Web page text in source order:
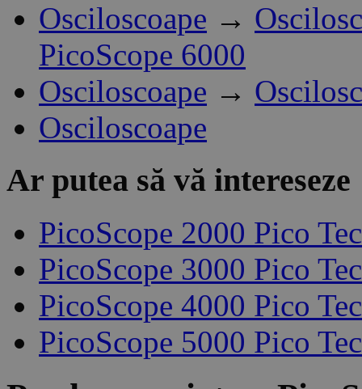
Osciloscoape →
PicoScope 6000
Osciloscoape →
Osciloscoape
Ar putea să vă intereseze
PicoScope 2000 Pico
PicoScope 3000 Pico
PicoScope 4000 Pico
PicoScope 5000 Pico